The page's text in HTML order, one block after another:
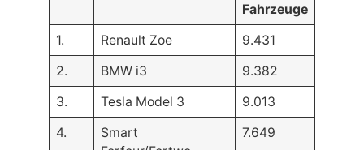
Fahrzeuge
1.
Renault Zoe
9.431
2.
BMW i3
9.382
3.
Tesla Model 3
9.013
4.
Smart
7.649